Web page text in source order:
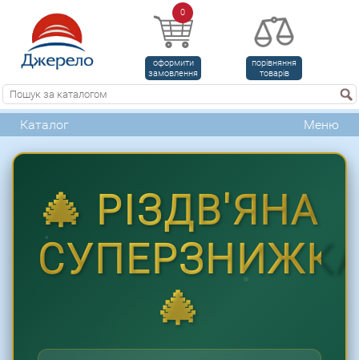
0
оформити
замовлення
порівняння
товарів
Каталог Меню
🎄 РІЗДВ'ЯНА
🎄